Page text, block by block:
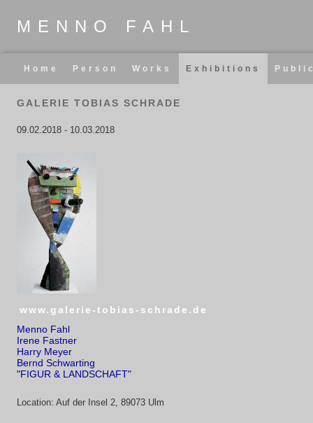
MENNO FAHL
Skip
navigation
Home Person Works Exhibitions
GALERIE TOBIAS SCHRADE
09.02.2018 - 10.03.2018
www.galerie-tobias-schrade.de
Menno Fahl
Irene Fastner
Harry Meyer
Bernd Schwarting
"FIGUR & LANDSCHAFT"
Location: Auf der Insel 2, 89073 Ulm